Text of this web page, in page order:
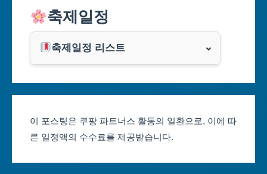
인천광역시
광주광역시
대전광역시
쿠팡
클룩
축제일정
축제일정 리스트
대구축제 일정
이 포스팅은 쿠팡 파트너스 활동의 일환으로, 이에 따
른 일정액의 수수료를 제공받습니다.